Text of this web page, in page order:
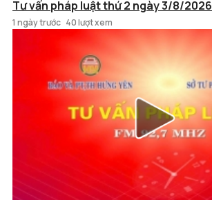
Tư vấn pháp luật thứ 2 ngày 3/8/2026
1 ngày trước 40 lượt xem